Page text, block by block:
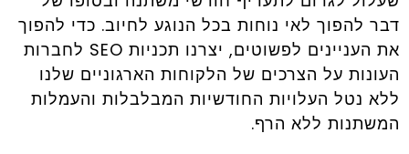
דבר להפוך לאי נוחות בכל הנוגע לחיוב. כדי להפוך
את העניינים לפשוטים, יצרנו תכניות SEO לחברות
העונות על הצרכים של הלקוחות הארגוניים שלנו
ללא נטל העלויות החודשיות המבלבלות והעמלות
המשתנות ללא הרף.